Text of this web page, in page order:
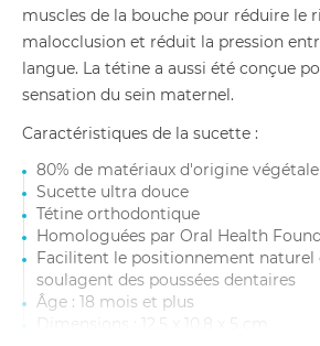
muscles de la bouche pour réduire le
malocclusion et réduit la pression
langue. La tétine a aussi été conçue
sensation du sein maternel.
Caractéristiques de la sucette :
80% de matériaux d'origine végétale
Sucette ultra douce
Tétine orthodontique
Homologuées par Oral Health
Facilitent le positionnement naturel
soulagent des poussées dentaires
Âge : 18 mois et plus
Dimensions : 12,5 x 10,8 x 5 cm